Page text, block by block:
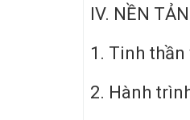
IV. NỀN
1. Tinh
2. Hành